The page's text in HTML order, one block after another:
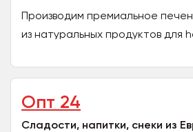
Производим премиальное
из натуральных продуктов для
Аутентичная...
Опт 24
Сладости, напитки, снеки из